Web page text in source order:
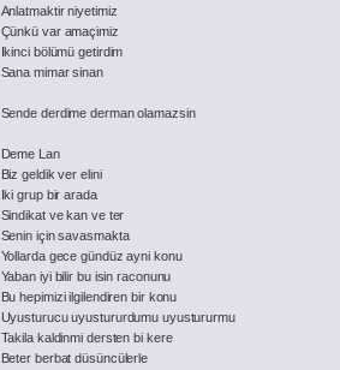
Anlatmaktir niyetimiz
Çünkü var amaçimiz
Ikinci bölümü getirdim
Sana mimar sinan
Sende derdime derman olamazsin
Deme Lan
Biz geldik ver elini
Iki grup bir arada
Sindikat ve kan ve ter
Senin için savasmakta
Yollarda gece gündüz ayni konu
Yaban iyi bilir bu isin raconunu
Bu hepimizi ilgilendiren bir konu
Uyusturucu uyustururdumu uyustururmu
Takila kaldinmi dersten bi kere
Beter berbat düsüncülerle